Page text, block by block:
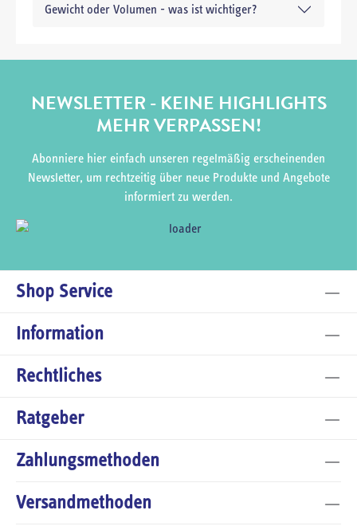
Gewicht oder Volumen - was ist wichtiger?
NEWSLETTER - KEINE HIGHLIGHTS
MEHR VERPASSEN!
Abonniere hier einfach unseren regelmäßig erscheinenden
Newsletter, um rechtzeitig über neue Produkte und Angebote
informiert zu werden.
Shop Service
Information
Rechtliches
Ratgeber
Zahlungsmethoden
Versandmethoden